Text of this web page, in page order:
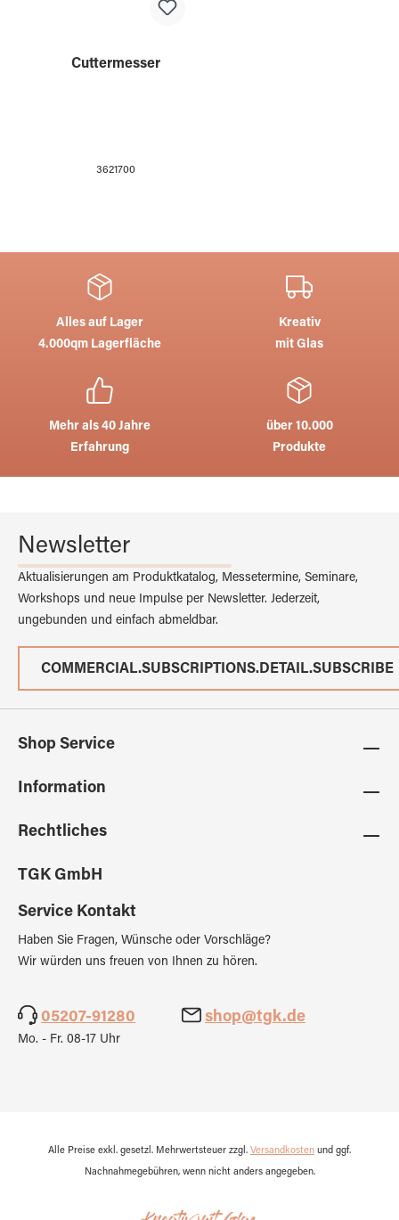
Cuttermesser
3621700
Alles auf Lager
4.000qm Lagerfläche
Kreativ
mit Glas
Mehr als 40 Jahre
Erfahrung
über 10.000
Produkte
Newsletter
Aktualisierungen am Produktkatalog, Messetermine, Seminare,
Workshops und neue Impulse per Newsletter. Jederzeit,
ungebunden und einfach abmeldbar.
COMMERCIAL.SUBSCRIPTIONS.DETAIL.SUBSCRIBE
Shop Service
Information
Rechtliches
TGK GmbH
Service Kontakt
Haben Sie Fragen, Wünsche oder Vorschläge?
Wir würden uns freuen von Ihnen zu hören.
05207-91280 shop@tgk.de
Mo. - Fr. 08-17 Uhr
Alle Preise exkl. gesetzl. Mehrwertsteuer zzgl. Versandkosten und ggf.
Nachnahmegebühren, wenn nicht anders angegeben.